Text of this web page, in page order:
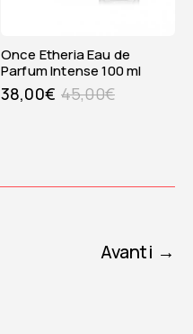
Once Etheria Eau de
Parfum Intense 100 ml
45,00€
38,00€
Avanti →